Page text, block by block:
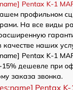
Pentax K-1
профильном
На все виды
наших
Pentax K-1
-15% дешевле при
заказа звонка.
Pentax K-